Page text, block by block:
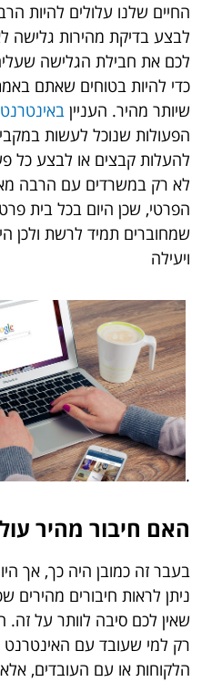
החיים שלנו עלולים להיות
לבצע בדיקת מהירות גלישה
לכם את חבילת הגלישה
כדי להיות בטוחים שאתם
שיותר מהיר. העניין
הפעולות שנוכל לעשות
להעלות קבצים או לבצע כל
לא רק במשרדים עם הרבה
הפרטי, שכן היום בכל בית
שמחוברים תמיד לרשת ולכן
ויעילה
.
האם חיבור מהיר
בעבר זה כמובן היה כך, אך
ניתן לראות חיבורים
שאין לכם סיבה לוותר על
רק למי שעובד עם האינטרנט
הלקוחות או עם העובדים,